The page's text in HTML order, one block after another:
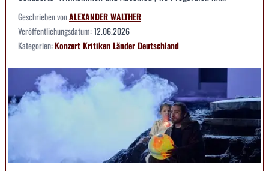
Geschrieben vonALEXANDER WALTHER
Veröffentlichungsdatum:12.06.2026
Kategorien:KonzertKritikenLänderDeutschland